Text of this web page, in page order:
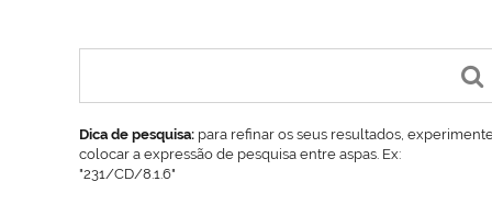
Dica de pesquisa: para refinar os seus resultados,
colocar a expressão de pesquisa entre aspas. Ex:
"231/CD/8.1.6"